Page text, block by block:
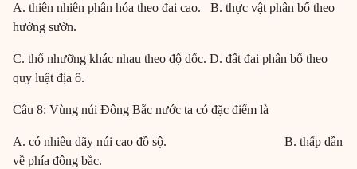
A. thiên nhiên phân hóa theo đai cao. B. thực vật phân bố theo
hướng sườn.
C. thổ nhưỡng khác nhau theo độ dốc. D. đất đai phân bố theo
quy luật địa ô.
Câu 8: Vùng núi Đông Bắc nước ta có đặc điểm là
A. có nhiều dãy núi cao đồ sộ. B. thấp dần
về phía đông bắc.